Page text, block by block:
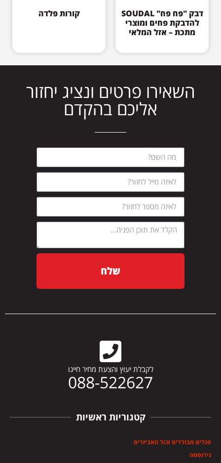
דבק "פח פח" SOUDAL
להדבקת פחים ומוצרי
מתכת – אזל המלאי
קורות פלדה
השאירו פרטים ונציג יחזור
אליכם בהקדם
שלח
לקבלת יעוץ והצעת מחיר חייגו
088-522627
קטגוריות ראשיות
פנלים מבודדים וכול האביזרים
נירוסטה